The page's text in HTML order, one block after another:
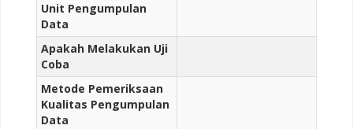
Unit Pengumpulan
Data
Apakah Melakukan Uji
Coba
Metode Pemeriksaan
Kualitas Pengumpulan
Data